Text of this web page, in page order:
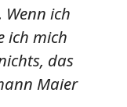
Wenn ich
ich mich
das
Maier